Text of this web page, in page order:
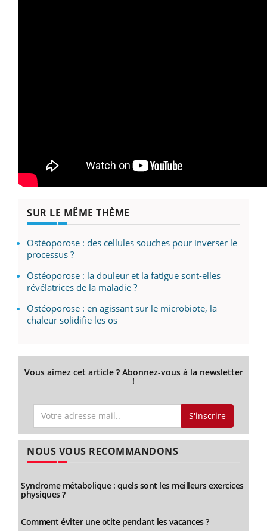
SUR LE MÊME THÈME
Ostéoporose : des cellules souches pour inverser le
processus ?
Ostéoporose : la douleur et la fatigue sont-elles
révélatrices de la maladie ?
Ostéoporose : en agissant sur le microbiote, la
chaleur solidifie les os
Vous aimez cet article ? Abonnez-vous à la newsletter
!
S'inscrire
NOUS VOUS RECOMMANDONS
Syndrome métabolique : quels sont les meilleurs exercices
physiques ?
Comment éviter une otite pendant les vacances ?